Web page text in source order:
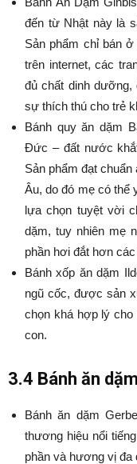
đến từ Nhật này là
Sản phẩm chỉ bán
trên internet, các
đủ chất dinh dưỡng,
sự thích thú cho trẻ
Bánh quy ăn dặm
Đức – đất nước
Sản phẩm đạt
Âu, do đó mẹ có thể
lựa chọn tuyệt vời
dặm, tuy nhiên mẹ
phần hơi đắt hơn
Bánh xốp ăn dặm
ngũ cốc, được sản
chọn khá hợp lý
con.
3.4 Bánh ăn
Bánh ăn dặm
thương hiệu nổi
phần và hương vị đa